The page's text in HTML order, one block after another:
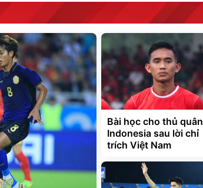
Bài học cho thủ quân
Indonesia sau lời chỉ
trích Việt Nam